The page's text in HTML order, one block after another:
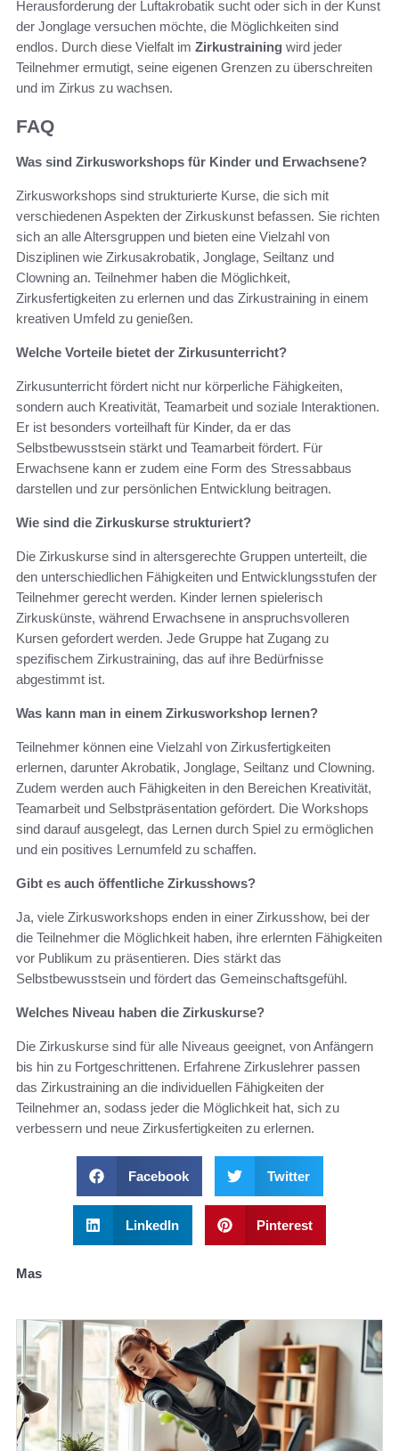
Herausforderung der Luftakrobatik sucht oder sich in der Kunst
der Jonglage versuchen möchte, die Möglichkeiten sind
endlos. Durch diese Vielfalt im Zirkustraining wird jeder
Teilnehmer ermutigt, seine eigenen Grenzen zu überschreiten
und im Zirkus zu wachsen.
FAQ
Was sind Zirkusworkshops für Kinder und Erwachsene?
Zirkusworkshops sind strukturierte Kurse, die sich mit
verschiedenen Aspekten der Zirkuskunst befassen. Sie richten
sich an alle Altersgruppen und bieten eine Vielzahl von
Disziplinen wie Zirkusakrobatik, Jonglage, Seiltanz und
Clowning an. Teilnehmer haben die Möglichkeit,
Zirkusfertigkeiten zu erlernen und das Zirkustraining in einem
kreativen Umfeld zu genießen.
Welche Vorteile bietet der Zirkusunterricht?
Zirkusunterricht fördert nicht nur körperliche Fähigkeiten,
sondern auch Kreativität, Teamarbeit und soziale Interaktionen.
Er ist besonders vorteilhaft für Kinder, da er das
Selbstbewusstsein stärkt und Teamarbeit fördert. Für
Erwachsene kann er zudem eine Form des Stressabbaus
darstellen und zur persönlichen Entwicklung beitragen.
Wie sind die Zirkuskurse strukturiert?
Die Zirkuskurse sind in altersgerechte Gruppen unterteilt, die
den unterschiedlichen Fähigkeiten und Entwicklungsstufen der
Teilnehmer gerecht werden. Kinder lernen spielerisch
Zirkuskünste, während Erwachsene in anspruchsvolleren
Kursen gefordert werden. Jede Gruppe hat Zugang zu
spezifischem Zirkustraining, das auf ihre Bedürfnisse
abgestimmt ist.
Was kann man in einem Zirkusworkshop lernen?
Teilnehmer können eine Vielzahl von Zirkusfertigkeiten
erlernen, darunter Akrobatik, Jonglage, Seiltanz und Clowning.
Zudem werden auch Fähigkeiten in den Bereichen Kreativität,
Teamarbeit und Selbstpräsentation gefördert. Die Workshops
sind darauf ausgelegt, das Lernen durch Spiel zu ermöglichen
und ein positives Lernumfeld zu schaffen.
Gibt es auch öffentliche Zirkusshows?
Ja, viele Zirkusworkshops enden in einer Zirkusshow, bei der
die Teilnehmer die Möglichkeit haben, ihre erlernten Fähigkeiten
vor Publikum zu präsentieren. Dies stärkt das
Selbstbewusstsein und fördert das Gemeinschaftsgefühl.
Welches Niveau haben die Zirkuskurse?
Die Zirkuskurse sind für alle Niveaus geeignet, von Anfängern
bis hin zu Fortgeschrittenen. Erfahrene Zirkuslehrer passen
das Zirkustraining an die individuellen Fähigkeiten der
Teilnehmer an, sodass jeder die Möglichkeit hat, sich zu
verbessern und neue Zirkusfertigkeiten zu erlernen.
Facebook Twitter
LinkedIn Pinterest
Mas